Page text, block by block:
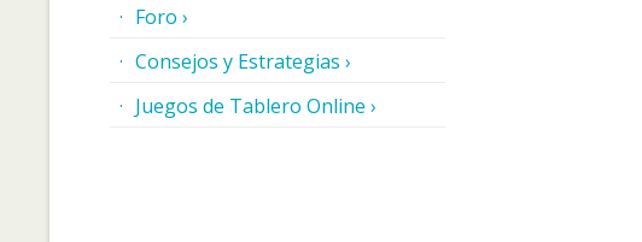
Foro ›
Consejos y Estrategias ›
Juegos de Tablero Online ›